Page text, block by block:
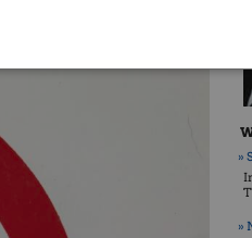
»
»